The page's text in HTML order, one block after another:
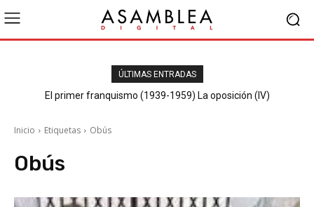
ÚLTIMAS ENTRADAS
El primer franquismo (1939-1959) La oposición (IV)
Inicio Etiquetas Obús
Obús